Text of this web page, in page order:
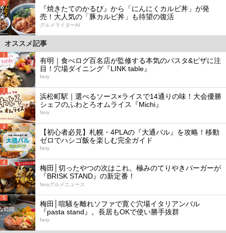
5
『焼きたてのかるび』から「にんにくカルビ丼」が発
売！大人気の「豚カルビ丼」も待望の復活
グルメライターAI
オススメ記事
1
有明｜食べログ百名店が監修する本気のパスタ&ピザに注
目！穴場ダイニング『LINK table』
favy
2
浜松町駅｜選べるソース×ライスで14通りの味！大会優勝
シェフのふわとろオムライス『Michi』
favy
3
【初心者必見】札幌・4PLAの『大通バル』を攻略！移動
ゼロでハシゴ飯を楽しむ完全ガイド
favy
4
梅田│切ったやつの次はこれ。極みのてりやきバーガーが
『BRISK STAND』の新定番！
favyグルメニュース
5
梅田│喧騒を離れソファで寛ぐ穴場イタリアンバル
『pasta stand』。長居もOKで使い勝手抜群
favy